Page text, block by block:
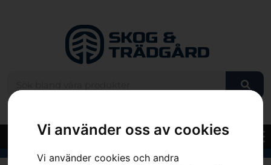
Vi använder oss av cookies
Vi använder cookies och andra